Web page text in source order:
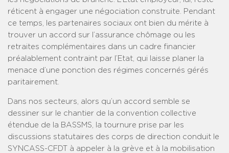
réticent à engager une négociation construite. Pendant
ce temps, les partenaires sociaux ont bien du mérite à
trouver un accord sur l’assurance chômage ou les
retraites complémentaires dans un cadre financier
préalablement contraint par l’Etat, qui laisse planer la
menace d’une ponction des régimes concernés gérés
paritairement.
Dans nos secteurs, alors qu’un accord semble se
dessiner sur le chantier de la convention collective
étendue de la BASSMS, la tournure prise par les
discussions statutaires des corps de direction conduit le
SYNCASS-CFDT à appeler à la grève et à la mobilisation